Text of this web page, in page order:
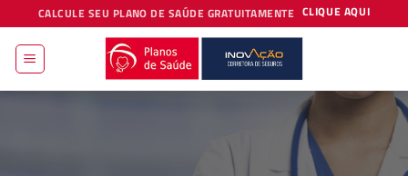
to
content
CALCULE SEU PLANO DE SAÚDE GRATUITAMENTE CLIQUE AQUI